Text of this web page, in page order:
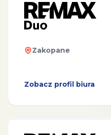
Zakopane
Zobacz profil biura